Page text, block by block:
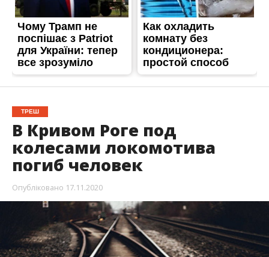
ТРЕШ
В Кривом Роге под
колесами локомотива
погиб человек
Опубліковано 17.11.2020